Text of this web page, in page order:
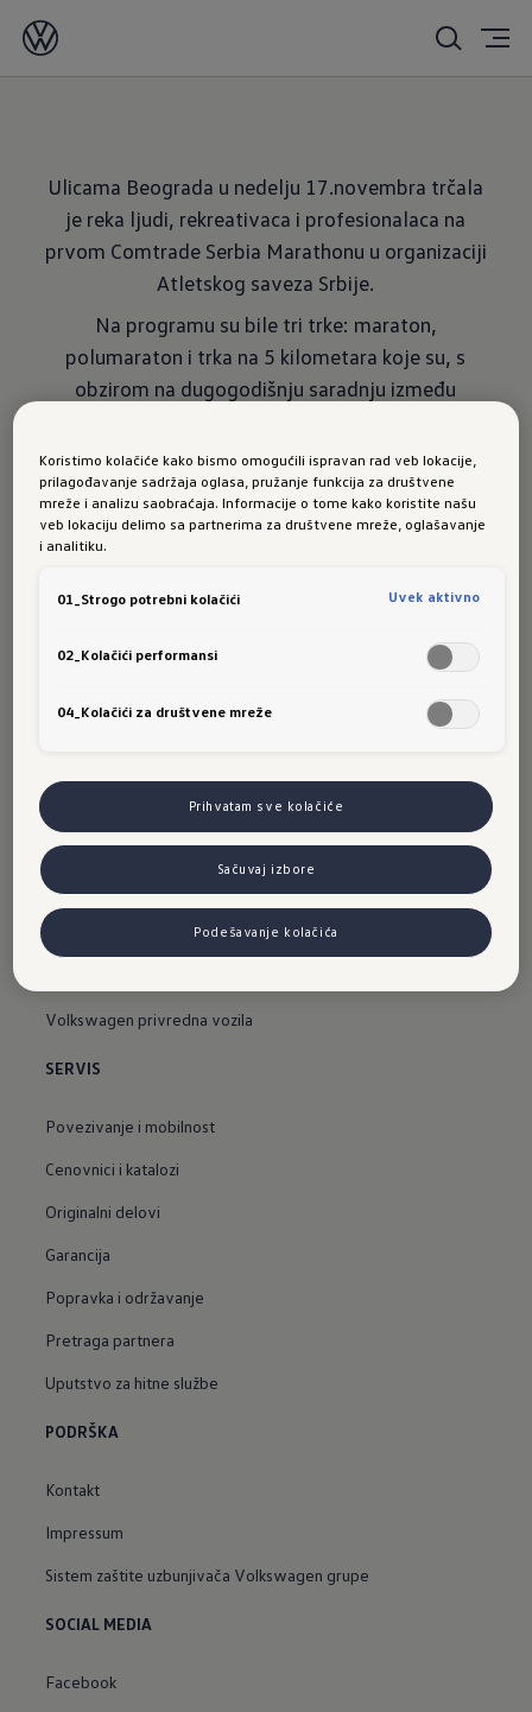
17.11.2019.
Ulicama Beograda u nedelju 17.novembra trčala
je reka ljudi, rekreativaca i profesionalaca na
prvom Comtrade Serbia Marathonu u organizaciji
Atletskog saveza Srbije.
Na programu su bile tri trke: maraton,
polumaraton i trka na 5 kilometara koje su, s
obzirom na dugogodišnju saradnju između
predvodila dva modela T-Roc.
« Nazad na pregled
VOLKSWAGEN
Svi modeli
Novosti
Konfigurator novih vozila
Volkswagen privredna vozila
SERVIS
Povezivanje i mobilnost
Cenovnici i katalozi
Originalni delovi
Garancija
Popravka i održavanje
Pretraga partnera
Uputstvo za hitne službe
PODRŠKA
Kontakt
Impressum
Sistem zaštite uzbunjivača Volkswagen grupe
SOCIAL MEDIA
Facebook
Koristimo kolačiće kako bismo omogućili ispravan rad veb lokacije,
prilagođavanje sadržaja oglasa, pružanje funkcija za društvene
mreže i analizu saobraćaja. Informacije o tome kako koristite našu
veb lokaciju delimo sa partnerima za društvene mreže, oglašavanje
i analitiku.
01_Strogo potrebni kolačići Uvek aktivno
02_Kolačići performansi
04_Kolačići za društvene mreže
Prihvatam sve kolačiće
Sačuvaj izbore
Podešavanje kolačića